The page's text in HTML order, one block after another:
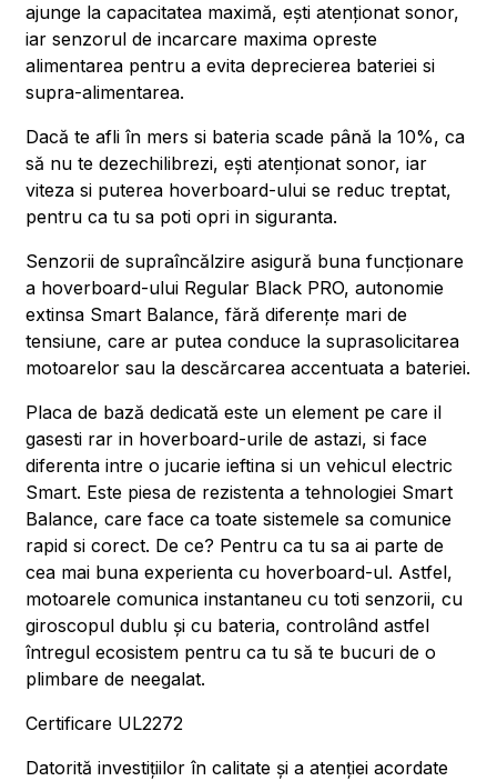
ajunge la capacitatea maximă, ești atenționat sonor,
iar senzorul de incarcare maxima opreste
alimentarea pentru a evita deprecierea bateriei si
supra-alimentarea.
Dacă te afli în mers si bateria scade până la 10%, ca
să nu te dezechilibrezi, ești atenționat sonor, iar
viteza si puterea hoverboard-ului se reduc treptat,
pentru ca tu sa poti opri in siguranta.
Senzorii de supraîncălzire asigură buna funcționare
a hoverboard-ului Regular Black PRO, autonomie
extinsa Smart Balance, fără diferențe mari de
tensiune, care ar putea conduce la suprasolicitarea
motoarelor sau la descărcarea accentuata a bateriei.
Placa de bază dedicată este un element pe care il
gasesti rar in hoverboard-urile de astazi, si face
diferenta intre o jucarie ieftina si un vehicul electric
Smart. Este piesa de rezistenta a tehnologiei Smart
Balance, care face ca toate sistemele sa comunice
rapid si corect. De ce? Pentru ca tu sa ai parte de
cea mai buna experienta cu hoverboard-ul. Astfel,
motoarele comunica instantaneu cu toti senzorii, cu
giroscopul dublu și cu bateria, controlând astfel
întregul ecosistem pentru ca tu să te bucuri de o
plimbare de neegalat.
Certificare UL2272
Datorită investițiilor în calitate și a atenției acordate